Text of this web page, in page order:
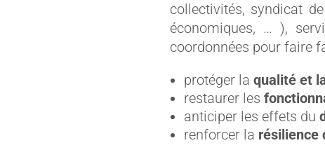
collectivités, syndicat
économiques, … ),
coordonnées pour faire
protéger la qualité et
restaurer les
anticiper les effets du
renforcer la résilience